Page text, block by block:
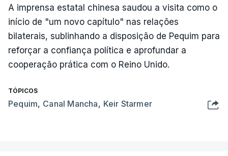
A imprensa estatal chinesa saudou a visita como o
início de "um novo capítulo" nas relações
bilaterais, sublinhando a disposição de Pequim para
reforçar a confiança política e aprofundar a
cooperação prática com o Reino Unido.
TÓPICOS
Pequim, Canal Mancha, Keir Starmer